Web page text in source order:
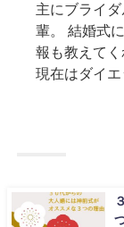
主にブライ
輩。 結婚式
報も教えてく
現在はダイエ